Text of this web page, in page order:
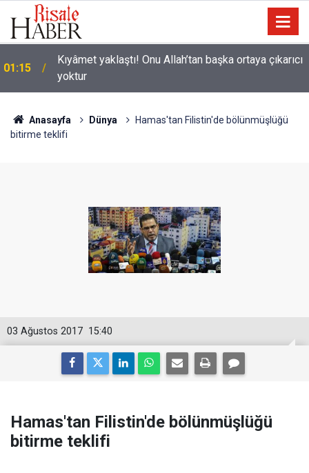
01:15
Kıyâmet yaklaştı! Onu Allah’tan başka ortaya çıkarıcı
yoktur
00:01
Haşirde ruhların cesetlerine gelmesine misâl
Anasayfa Dünya
Hamas'tan Filistin'de bölünmüşlüğü
bitirme teklifi
15:40
03 Ağustos 2017
Hamas'tan Filistin'de bölünmüşlüğü
bitirme teklifi